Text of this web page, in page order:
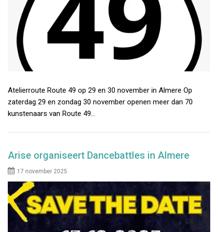
Atelierroute Route 49 op 29 en 30 november in Almere Op
zaterdag 29 en zondag 30 november openen meer dan 70
kunstenaars van Route 49…
Arise organiseert Dancebattles in Almere
17 november 2025